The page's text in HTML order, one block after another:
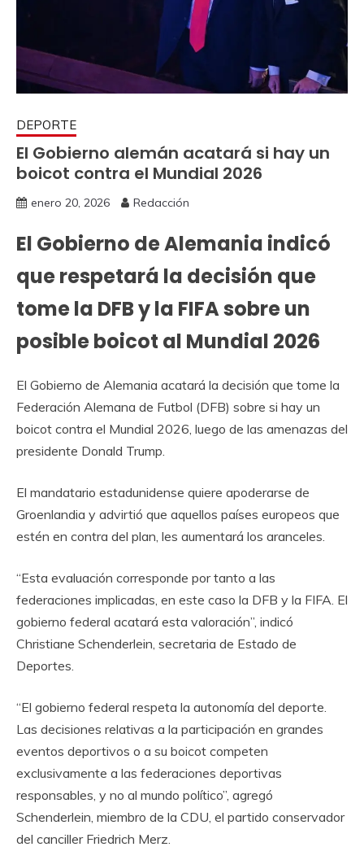
DEPORTE
El Gobierno alemán acatará si hay un
boicot contra el Mundial 2026
enero 20, 2026 Redacción
El Gobierno de Alemania indicó
que respetará la decisión que
tome la DFB y la FIFA sobre un
posible boicot al Mundial 2026
El Gobierno de Alemania acatará la decisión que tome la
Federación Alemana de Futbol (DFB) sobre si hay un
boicot contra el Mundial 2026, luego de las amenazas del
presidente Donald Trump.
El mandatario estadunidense quiere apoderarse de
Groenlandia y advirtió que aquellos países europeos que
estén en contra del plan, les aumentará los aranceles.
“Esta evaluación corresponde por tanto a las
federaciones implicadas, en este caso la DFB y la FIFA. El
gobierno federal acatará esta valoración”, indicó
Christiane Schenderlein, secretaria de Estado de
Deportes.
“El gobierno federal respeta la autonomía del deporte.
Las decisiones relativas a la participación en grandes
eventos deportivos o a su boicot competen
exclusivamente a las federaciones deportivas
responsables, y no al mundo político”, agregó
Schenderlein, miembro de la CDU, el partido conservador
del canciller Friedrich Merz.